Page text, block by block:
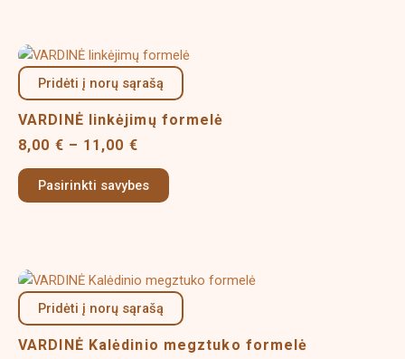
on
the
product
Pridėti į norų sąrašą
VARDINĖ linkėjimų formelė
8,00 € – 11,00 €
Price
range:
8,00 €
through
11,00 €
Pasirinkti savybes
This
product
has
multiple
the
product
Pridėti į norų sąrašą
VARDINĖ Kalėdinio megztuko formelė
Price
range:
8,00 €
through
16,00 €
This
product
has
multiple